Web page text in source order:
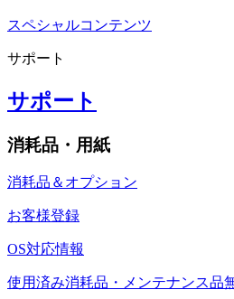
スペシャルコンテンツ
サポート
サポート
消耗品・用紙
消耗品＆オプション
お客様登録
OS対応情報
使用済み消耗品・メンテナンス品